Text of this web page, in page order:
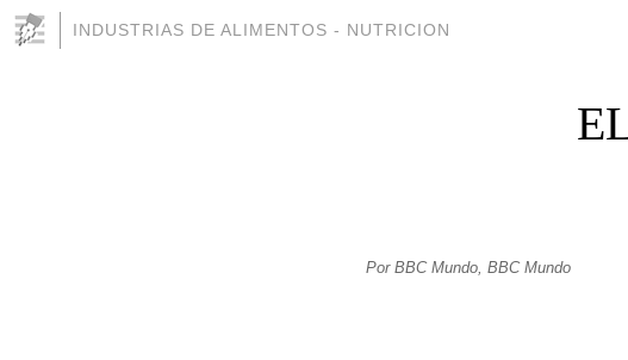
INDUSTRIAS DE ALIMENTOS - NUTRICION
Por BBC Mundo, BBC Mundo